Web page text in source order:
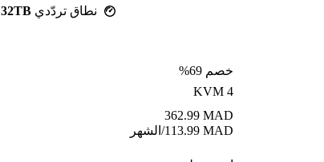
نطاق تردّدي 32TB
خصم 69%
KVM 4
MAD
362.99
MAD
113.99/الشهر